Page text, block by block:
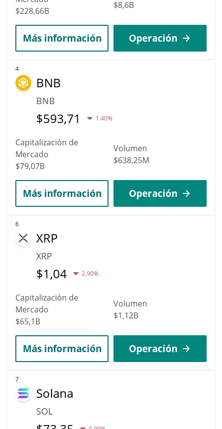
$228,66B
$8,6B
Más información Operación
4
BNB
BNB
$593,71 1.40%
Capitalización de
Mercado
$79,07B
Volumen
$638,25M
Más información Operación
6
XRP
XRP
$1,04 2.90%
Capitalización de
Mercado
$65,1B
Volumen
$1,12B
Más información Operación
7
Solana
SOL